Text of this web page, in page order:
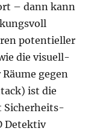
– dann kann
potentieller
die visuell-
gegen
ist die
Sicherheits-
Detektiv